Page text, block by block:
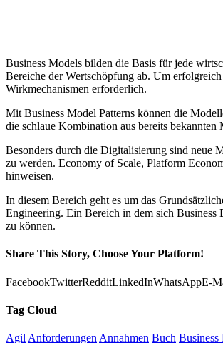
Business Models bilden die Basis für jede
Bereiche der Wertschöpfung ab. Um
Wirkmechanismen erforderlich.
Mit Business Model Patterns können die
die schlaue Kombination aus bereits bekannten
Besonders durch die Digitalisierung sind neue
zu werden. Economy of Scale, Platform
hinweisen.
In diesem Bereich geht es um das
Engineering. Ein Bereich in dem sich Business
zu können.
Share This Story, Choose Your Platform!
FacebookTwitterRedditLinkedInWhatsAppE-
Tag Cloud
Agil Anforderungen Annahmen Buch Business